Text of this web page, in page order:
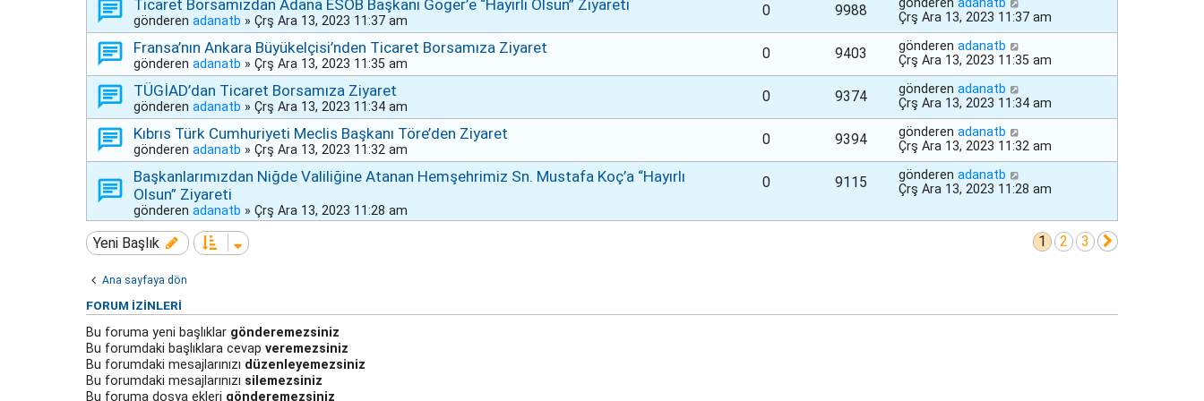
Ticaret Borsamızdan Adana ESOB Başkanı Göger’e “Hayırlı Olsun” Ziyareti
gönderen adanatb » Çrş Ara 13, 2023 11:37 am
0 9988
Çrş Ara 13, 2023 11:37 am
Fransa’nın Ankara Büyükelçisi’nden Ticaret Borsamıza Ziyaret
gönderen adanatb » Çrş Ara 13, 2023 11:35 am
0 9403 gönderen adanatb
Çrş Ara 13, 2023 11:35 am
TÜGİAD’dan Ticaret Borsamıza Ziyaret
gönderen adanatb » Çrş Ara 13, 2023 11:34 am
0 9374 gönderen adanatb
Çrş Ara 13, 2023 11:34 am
Kıbrıs Türk Cumhuriyeti Meclis Başkanı Töre’den Ziyaret
gönderen adanatb » Çrş Ara 13, 2023 11:32 am
0 9394 gönderen adanatb
Çrş Ara 13, 2023 11:32 am
Başkanlarımızdan Niğde Valiliğine Atanan Hemşehrimiz Sn. Mustafa Koç’a “Hayırlı
Olsun” Ziyareti
gönderen adanatb » Çrş Ara 13, 2023 11:28 am
0 9115 gönderen adanatb
Çrş Ara 13, 2023 11:28 am
Yeni Başlık 1 2 3
Ana sayfaya dön
FORUM IZINLERI
Bu foruma yeni başlıklar gönderemezsiniz
Bu forumdaki başlıklara cevap veremezsiniz
Bu forumdaki mesajlarınızı düzenleyemezsiniz
Bu forumdaki mesajlarınızı silemezsiniz
Bu foruma dosya ekleri gönderemezsiniz